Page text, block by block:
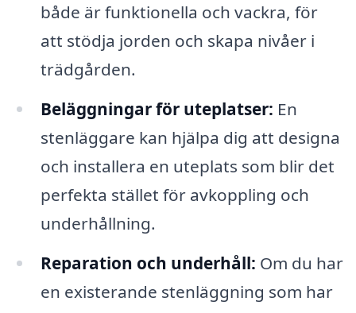
både är funktionella och vackra, för
att stödja jorden och skapa nivåer i
trädgården.
Beläggningar för uteplatser: En
stenläggare kan hjälpa dig att designa
och installera en uteplats som blir det
perfekta stället för avkoppling och
underhållning.
Reparation och underhåll: Om du har
en existerande stenläggning som har